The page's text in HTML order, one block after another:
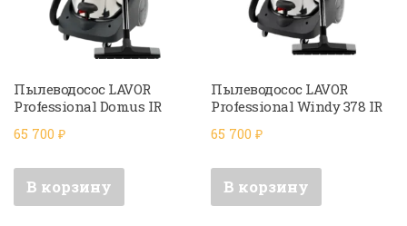
Пылеводосос LAVOR
Professional Domus IR
65 700 ₽
В корзину
Пылеводосос LAVOR
Professional Windy 378 IR
65 700₽
В корзину